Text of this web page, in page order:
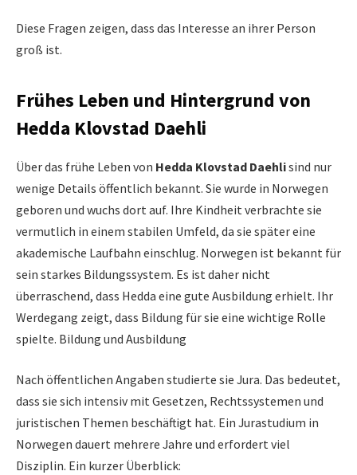
Diese Fragen zeigen, dass das Interesse an ihrer Person
groß ist.
Frühes Leben und Hintergrund von
Hedda Klovstad Daehli
Über das frühe Leben von Hedda Klovstad Daehlisind nur
wenige Details öffentlich bekannt. Sie wurde in Norwegen
geboren und wuchs dort auf. Ihre Kindheit verbrachte sie
vermutlich in einem stabilen Umfeld, da sie später eine
akademische Laufbahn einschlug. Norwegen ist bekannt für
sein starkes Bildungssystem. Es ist daher nicht
überraschend, dass Hedda eine gute Ausbildung erhielt. Ihr
Werdegang zeigt, dass Bildung für sie eine wichtige Rolle
spielte. Bildung und Ausbildung
Nach öffentlichen Angaben studierte sie Jura. Das bedeutet,
dass sie sich intensiv mit Gesetzen, Rechtssystemen und
juristischen Themen beschäftigt hat. Ein Jurastudium in
Norwegen dauert mehrere Jahre und erfordert viel
Disziplin. Ein kurzer Überblick: